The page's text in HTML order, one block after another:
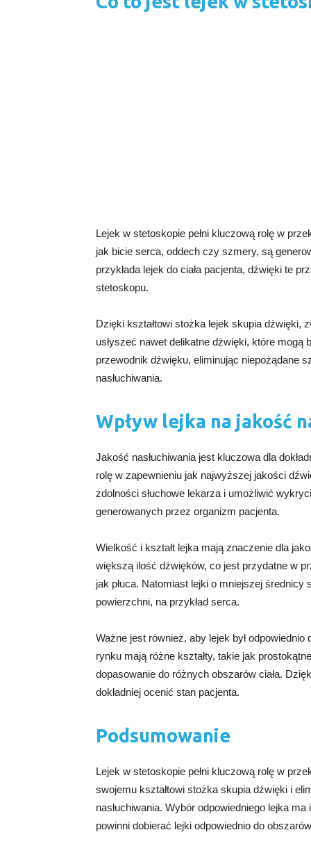
Lejek w stetoskopie pełni kluczową rolę w
jak bicie serca, oddech czy szmery, są
przykłada lejek do ciała pacjenta, dźwięki te
stetoskopu.
Dzięki kształtowi stożka lejek skupia dźwięki,
usłyszeć nawet delikatne dźwięki, które mogą
przewodnik dźwięku, eliminując niepożądane
nasłuchiwania.
Wpływ lejka na jakość
Jakość nasłuchiwania jest kluczowa dla
rolę w zapewnieniu jak najwyższej jakości
zdolności słuchowe lekarza i umożliwić
generowanych przez organizm pacjenta.
Wielkość i kształt lejka mają znaczenie dla
większą ilość dźwięków, co jest przydatne w
jak płuca. Natomiast lejki o mniejszej
powierzchni, na przykład serca.
Ważne jest również, aby lejek był odpowiednio
rynku mają różne kształty, takie jak
dopasowanie do różnych obszarów ciała.
dokładniej ocenić stan pacjenta.
Podsumowanie
Lejek w stetoskopie pełni kluczową rolę w
swojemu kształtowi stożka skupia dźwięki i
nasłuchiwania. Wybór odpowiedniego lejka
powinni dobierać lejki odpowiednio do